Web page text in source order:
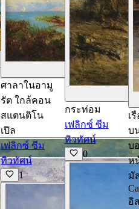
ดูรายละเอียด
ศาลาในอามู
รัต ใกล้คอน
สแตนติโน
เปิล
เฟลิกซ์ ซีม
ทิวทัศน์
1
กระท่อม
เฟลิกซ์ ซีม
ทิวทัศน์
0
เ
บ
บ
ห
มั
อิ